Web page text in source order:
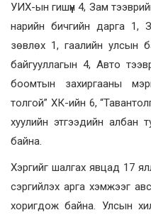
УИХ-ын гишүүн 4, Зам
нарийн бичгийн дарга 1,
зөвлөх 1, гаалийн улсын
байгууллагын 4, Авто
боомтын захиргааны
толгой” ХК-ийн 6,
хуулийн этгээдийн албан
байна.
Хэргийг шалгах явцад 17
сэргийлэх арга хэмжээг
хоригдож байна. Улсын